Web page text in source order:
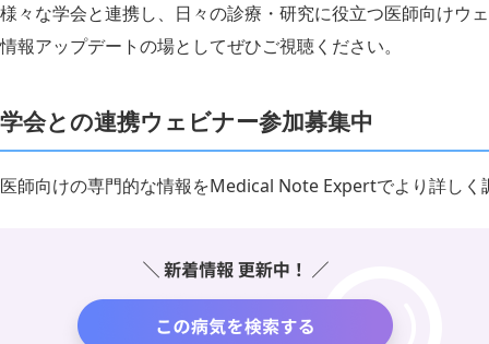
様々な学会と連携し、日々の診療・研究に役立つ医師向けウ
情報アップデートの場としてぜひご視聴ください。
学会との連携ウェビナー参加募集中
医師向けの専門的な情報をMedical Note Expertでより詳しく